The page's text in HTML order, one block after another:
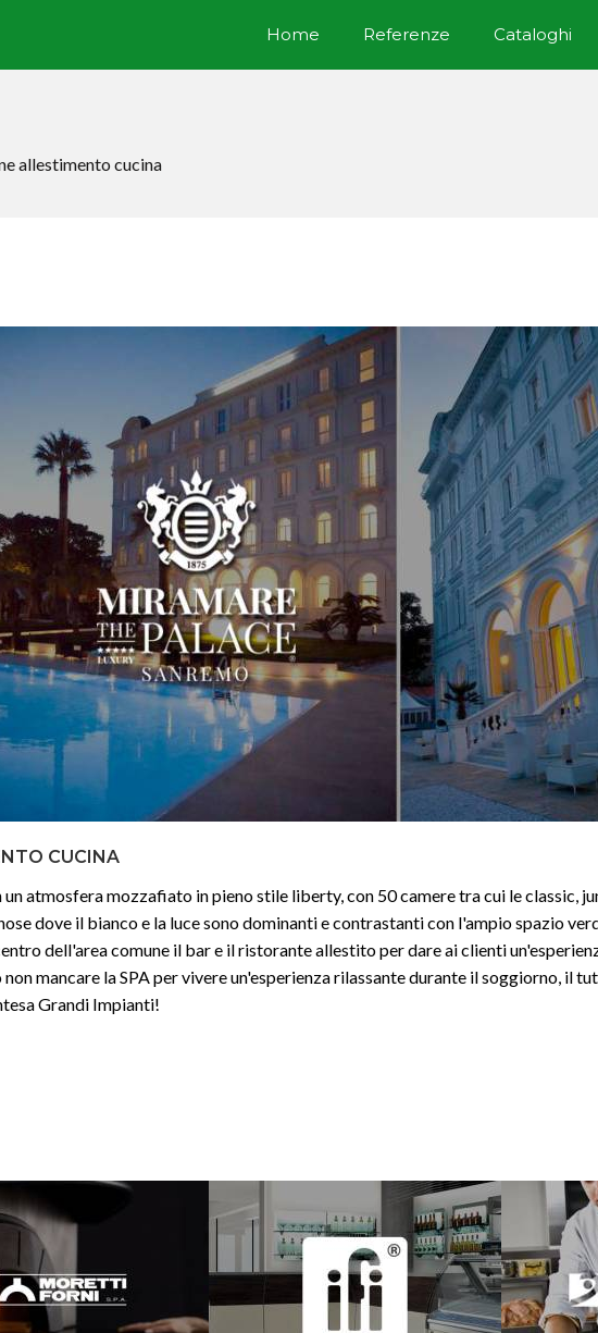
Home Referenze Cataloghi
allestimento cucina
CUCINA
atmosfera mozzafiato in pieno stile liberty, con 50 camere tra cui le classic,
dove il bianco e la luce sono dominanti e contrastanti con l'ampio spazio
dell'area comune il bar e il ristorante allestito per dare ai clienti
mancare la SPA per vivere un'esperienza rilassante durante il soggiorno, il
Grandi Impianti!